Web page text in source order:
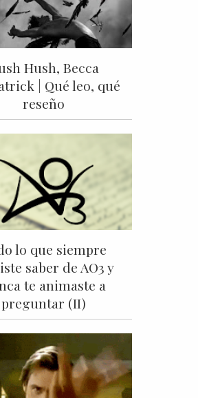
Hush, Becca
| Qué leo, qué
reseño
lo que siempre
saber de AO3 y
te animaste a
preguntar (II)